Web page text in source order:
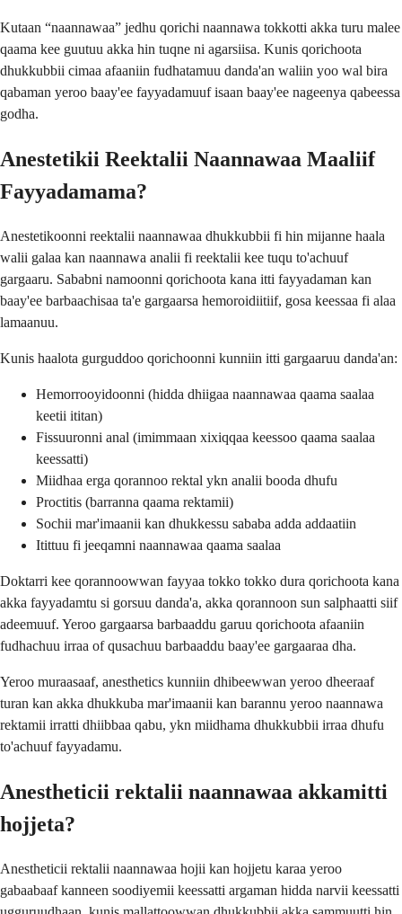
Kutaan “naannawaa” jedhu qorichi naannawa tokkotti akka turu malee
qaama kee guutuu akka hin tuqne ni agarsiisa. Kunis qorichoota
dhukkubbii cimaa afaaniin fudhatamuu danda'an waliin yoo wal bira
qabaman yeroo baay'ee fayyadamuuf isaan baay'ee nageenya qabeessa
godha.
Anestetikii Reektalii Naannawaa Maaliif
Fayyadamama?
Anestetikoonni reektalii naannawaa dhukkubbii fi hin mijanne haala
walii galaa kan naannawa analii fi reektalii kee tuqu to'achuuf
gargaaru. Sababni namoonni qorichoota kana itti fayyadaman kan
baay'ee barbaachisaa ta'e gargaarsa hemoroidiitiif, gosa keessaa fi alaa
lamaanuu.
Kunis haalota gurguddoo qorichoonni kunniin itti gargaaruu danda'an:
Hemorrooyidoonni (hidda dhiigaa naannawaa qaama saalaa
keetii ititan)
Fissuuronni anal (imimmaan xixiqqaa keessoo qaama saalaa
keessatti)
Miidhaa erga qorannoo rektal ykn analii booda dhufu
Proctitis (barranna qaama rektamii)
Sochii mar'imaanii kan dhukkessu sababa adda addaatiin
Itittuu fi jeeqamni naannawaa qaama saalaa
Doktarri kee qorannoowwan fayyaa tokko tokko dura qorichoota kana
akka fayyadamtu si gorsuu danda'a, akka qorannoon sun salphaatti siif
adeemuuf. Yeroo gargaarsa barbaaddu garuu qorichoota afaaniin
fudhachuu irraa of qusachuu barbaaddu baay'ee gargaaraa dha.
Yeroo muraasaaf, anesthetics kunniin dhibeewwan yeroo dheeraaf
turan kan akka dhukkuba mar'imaanii kan barannu yeroo naannawa
rektamii irratti dhiibbaa qabu, ykn miidhama dhukkubbii irraa dhufu
to'achuuf fayyadamu.
Anestheticii rektalii naannawaa akkamitti
hojjeta?
Anestheticii rektalii naannawaa hojii kan hojjetu karaa yeroo
gabaabaaf kanneen soodiyemii keessatti argaman hidda narvii keessatti